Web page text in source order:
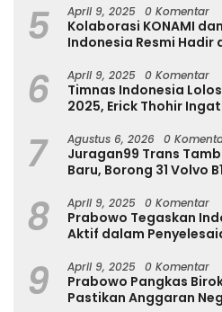
5 April 9, 2025 0 Komentar
Kolaborasi KONAMI
Indonesia Resmi Hadir
6 April 9, 2025 0 Komentar
Timnas Indonesia
2025, Erick Thohir
7 Agustus 6, 2026 0
Juragan99 Trans
Baru, Borong 31 Volvo
8 April 9, 2025 0 Komentar
Prabowo Tegaskan
Aktif dalam
9 April 9, 2025 0 Komentar
Prabowo Pangkas
Pastikan Anggaran